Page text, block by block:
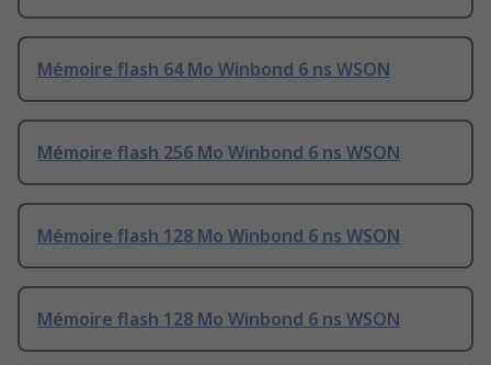
Mémoire flash 64 Mo Winbond 6 ns WSON
Mémoire flash 256 Mo Winbond 6 ns WSON
Mémoire flash 128 Mo Winbond 6 ns WSON
Mémoire flash 128 Mo Winbond 6 ns WSON